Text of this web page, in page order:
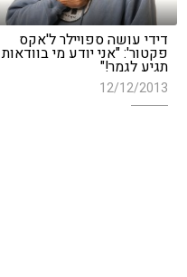
דידי עושה ספויילר ל'אקס
פקטור': "אני יודע מי בוודאות
תגיע לגמר!"
12/12/2013